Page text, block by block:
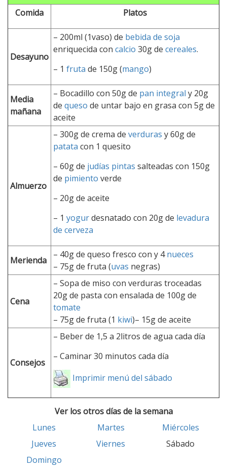
Comida Platos
Desayuno
– 200ml (1vaso) de bebida de soja
enriquecida con calcio 30g de cereales.
– 1 fruta de 150g (mango)
Media
mañana
– Bocadillo con 50g de pan integral y 20g
de queso de untar bajo en grasa con 5g de
aceite
Almuerzo
– 300g de crema de verduras y 60g de
patata con 1 quesito
– 60g de judías pintas salteadas con 150g
de pimiento verde
– 20g de aceite
– 1 yogurdesnatado con 20g de levadura
de cerveza
Merienda
– 40g de queso fresco con y 4nueces
– 75g de fruta (uvas negras)
Cena
– Sopa de miso con verduras troceadas
20g de pasta con ensalada de 100g de
tomate
– 75g de fruta (1 kiwi)– 15g de aceite
Consejos
– Beber de 1,5 a 2litros de agua cada día
– Caminar 30 minutos cada día
Imprimir menú del sábado
Ver los otros días de la semana
Lunes
Martes
Miércoles
Jueves
Viernes
Sábado
Domingo